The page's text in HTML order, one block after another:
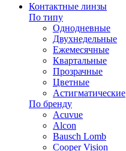
Контактные линзы
По типу
Однодневные
Двухнедельные
Ежемесячные
Квартальные
Прозрачные
Цветные
Астигматические
По бренду
Acuvue
Alcon
Bausch Lomb
Cooper Vision